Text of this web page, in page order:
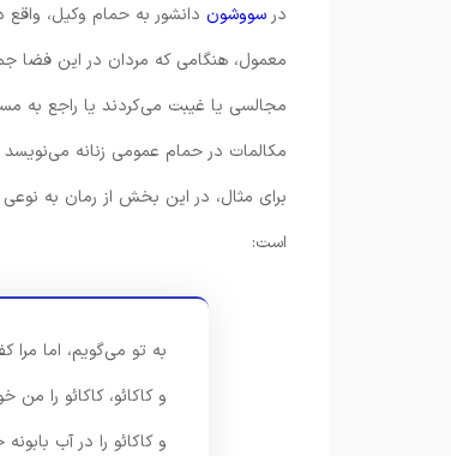
در سووشون دانشور به حمام وکیل،
معمول، هنگامی که مردان در این فضا
مجالسی یا غیبت می‌کردند یا راجع به
مکالمات در حمام عمومی زنانه
برای مثال، در این بخش از رمان به
است:
به تو می‌گویم، اما
و کاکائو، کاکائو را
و کاکائو را در آب